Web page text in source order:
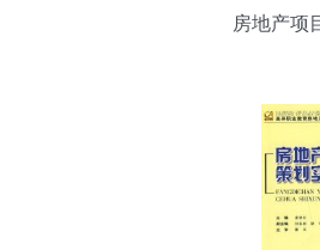
房地产项